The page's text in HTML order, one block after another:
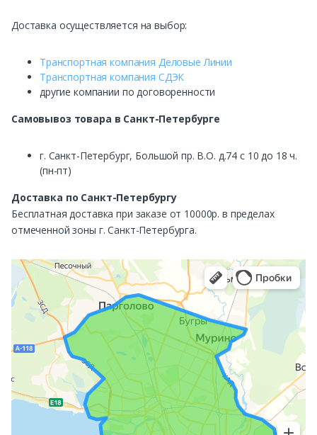
Доставка осуществляется на выбор:
Транспортная компания Деловые Линии
Транспортная компания СДЭК
другие компании по договоренности
Самовывоз товара в Санкт-Петербурге
г. Санкт-Петербург, Большой пр. В.О. д.74 с 10 до 18 ч.
(пн-пт)
Доставка по Санкт-Петербургу
Бесплатная доставка при заказе от 10000р. в пределах
отмеченной зоны г. Санкт-Петербурга.